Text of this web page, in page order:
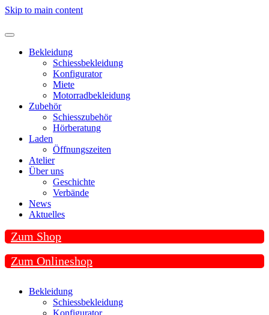
Skip to main content
Bekleidung
Schiessbekleidung
Konfigurator
Miete
Motorradbekleidung
Zubehör
Schiesszubehör
Hörberatung
Laden
Öffnungszeiten
Atelier
Über uns
Geschichte
Verbände
News
Aktuelles
Zum Shop
Zum Onlineshop
Bekleidung
Schiessbekleidung
Konfigurator